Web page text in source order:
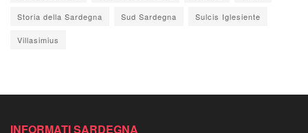
Storia della Sardegna Sud Sardegna Sulcis Iglesiente
Villasimius
INFORMATI SARDEGNA